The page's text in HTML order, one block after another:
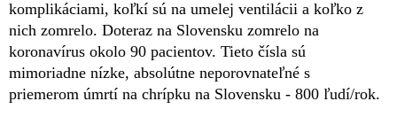
komplikáciami, koľkí sú na umelej ventilácii a koľko z
nich zomrelo. Doteraz na Slovensku zomrelo na
koronavírus okolo 90 pacientov. Tieto čísla sú
mimoriadne nízke, absolútne neporovnateľné s
priemerom úmrtí na chrípku na Slovensku - 800 ľudí/rok.